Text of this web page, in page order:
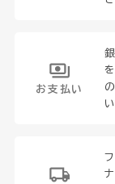
お支払い